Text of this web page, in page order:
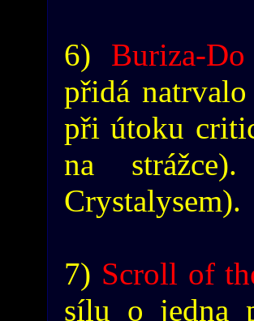
6) Buriza-
přidá
při útoku
na
Crystalysem).
7) Scroll of
sílu o jedna